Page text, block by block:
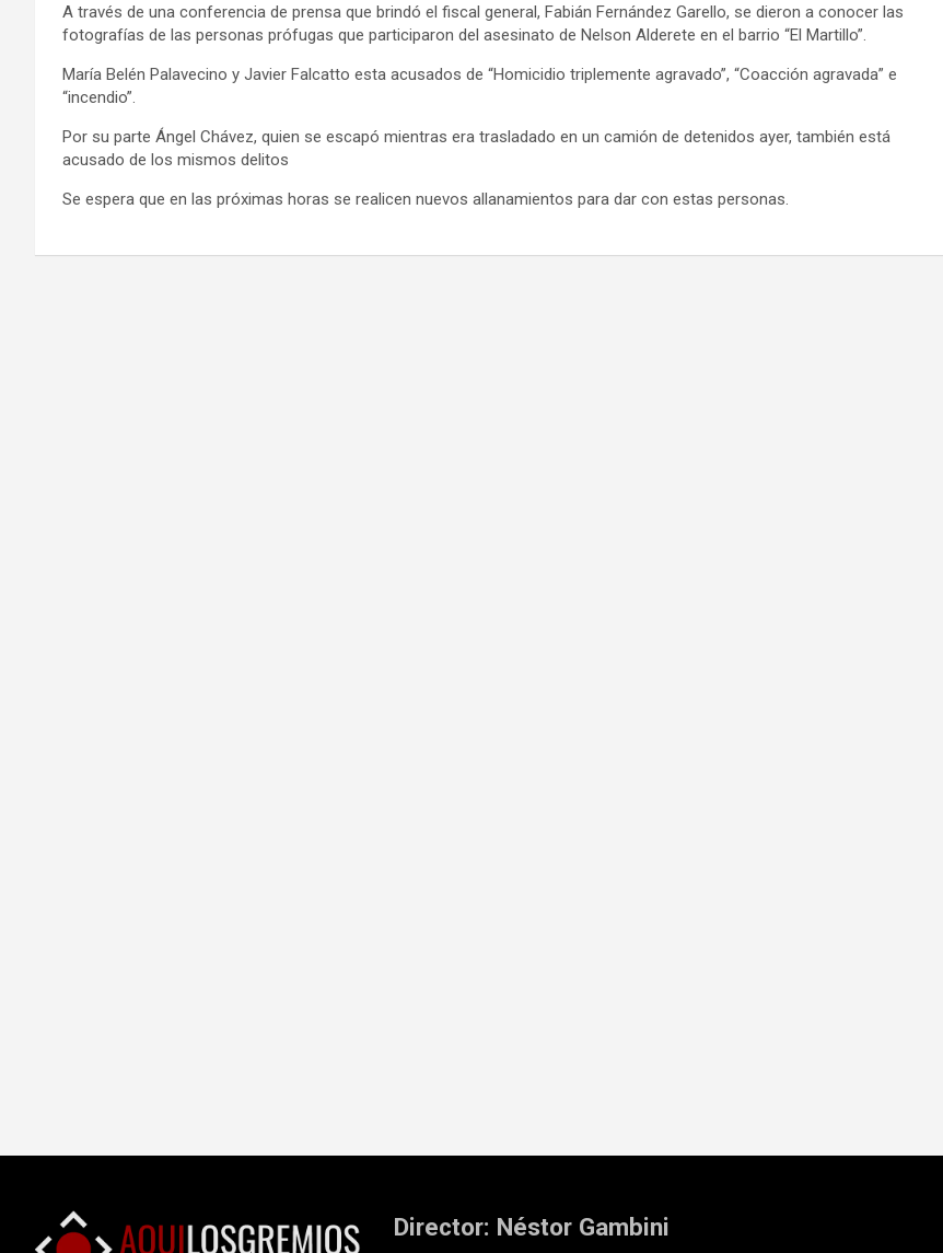
k
p
dl
y
A través de una conferencia de prensa que brindó el fiscal general, Fabián Fernández Garello, se dieron a conocer las
fotografías de las personas prófugas que participaron del asesinato de Nelson Alderete en el barrio “El Martillo”.
María Belén Palavecino y Javier Falcatto esta acusados de “Homicidio triplemente agravado”, “Coacción agravada” e
“incendio”.
Por su parte Ángel Chávez, quien se escapó mientras era trasladado en un camión de detenidos ayer, también está
acusado de los mismos delitos
Se espera que en las próximas horas se realicen nuevos allanamientos para dar con estas personas.
Director: Néstor Gambini